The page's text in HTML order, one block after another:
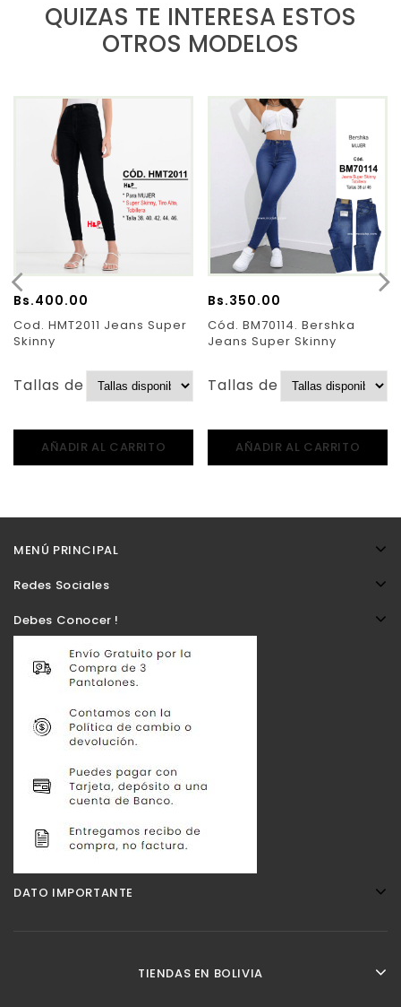
QUIZAS TE INTERESA ESTOS
OTROS MODELOS
Bs.400.00
Cod. HMT2011 Jeans Super
Skinny
Tallas de Pantalones:
AÑADIR AL CARRITO
Bs.350.00
Cód. BM70114. Bershka
Jeans Super Skinny
Tallas de Pantalones:
AÑADIR AL CARRITO
MENÚ PRINCIPAL
Redes Sociales
Debes Conocer !
DATO IMPORTANTE
TIENDAS EN BOLIVIA